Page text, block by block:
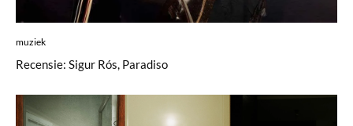
muziek
Recensie: Sigur Rós, Paradiso